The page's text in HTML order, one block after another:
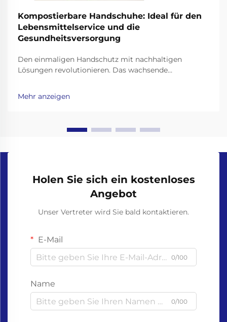
Kompostierbare Handschuhe: Ideal für den
Lebensmittelservice und die
Gesundheitsversorgung
Den einmaligen Handschutz mit nachhaltigen
Lösungen revolutionieren. Das wachsende
eine bemerkenswerte Hinwendung zu nachhaltigen
Alternativen bei alltäglichen Verbrauchsmaterialien
Mehr anzeigen
Holen Sie sich ein kostenloses
Angebot
Unser Vertreter wird Sie bald kontaktieren.
E-Mail
0/100
Name
0/100